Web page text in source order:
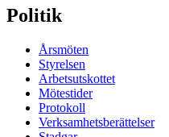
Politik
Årsmöten
Styrelsen
Arbetsutskottet
Mötestider
Protokoll
Verksamhetsberättelser